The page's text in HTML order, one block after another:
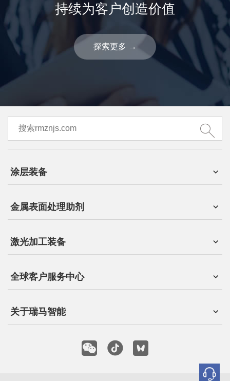
持续为客户创造价值
探索更多 →
涂层装备
金属表面处理助剂
激光加工装备
全球客户服务中心
关于瑞马智能